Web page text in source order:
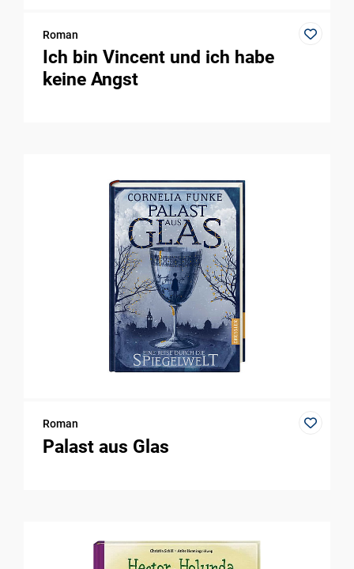
Roman
Ich bin Vincent und ich habe
keine Angst
Roman
Palast aus Glas